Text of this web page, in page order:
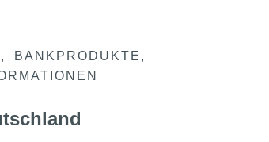
BANKPRODUKTE